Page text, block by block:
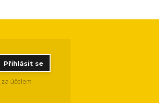
Přihlásit se
za účelem